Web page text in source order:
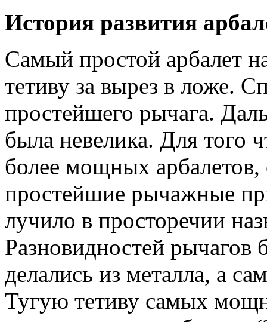
История развития
Самый простой арбалет
тетиву за вырез в ложе.
простейшего рычага.
была невелика. Для того
более мощных арбалетов,
простейшие рычаж­ные
лучило в просторечии
Разновидностей
дела­лись из металла, а
Тугую тетиву самых